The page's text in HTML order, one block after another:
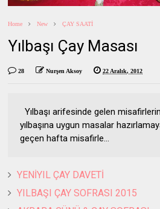
Home New ÇAY SAATİ
Yılbaşı Çay Masası
28 Nurşen Aksoy 22 Aralık, 2012
Yılbaşı arifesinde gelen
yılbaşına uygun masalar
geçen hafta misafirle...
YENİYIL ÇAY DAVETİ
YILBAŞI ÇAY SOFRASI 2015